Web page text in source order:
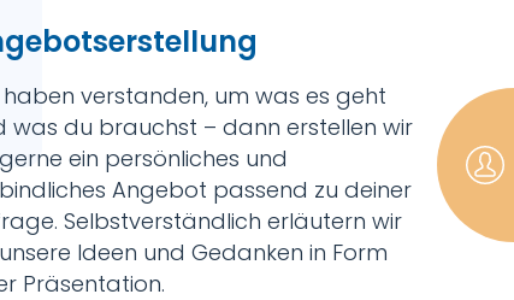
haben verstanden, um was es geht
was du brauchst – dann erstellen wir
ein persönliches und
Angebot passend zu deiner
Selbstverständlich erläutern wir
Ideen und Gedanken in Form
Präsentation.